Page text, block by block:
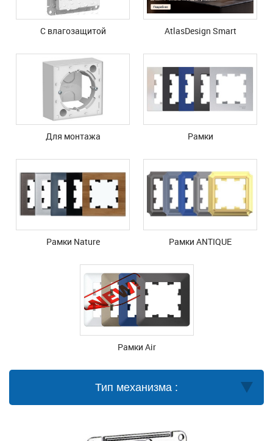
С влагозащитой AtlasDesign Smart
Для монтажа Рамки
Рамки Nature Рамки ANTIQUE
Рамки Air
Тип механизма :